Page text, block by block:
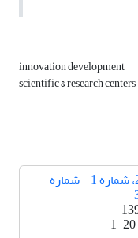
innovation development
scientific & research centers
دوره 2، شماره 1 - شماره
1-20